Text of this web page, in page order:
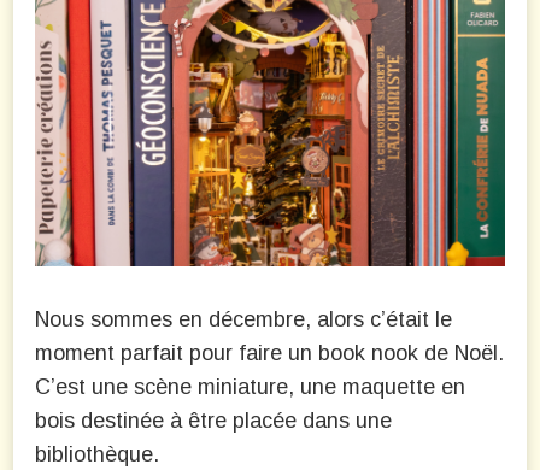
Nous sommes en décembre, alors c’était le
moment parfait pour faire un book nook de Noël.
C’est une scène miniature, une maquette en
bois destinée à être placée dans une
bibliothèque.